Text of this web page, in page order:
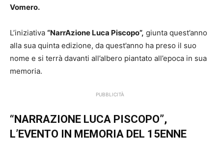
Vomero.
L’iniziativa “NarrAzione Luca Piscopo”, giunta quest’anno
alla sua quinta edizione, da quest’anno ha preso il suo
nome e si terrà davanti all’albero piantato all’epoca in sua
memoria.
PUBBLICITÀ
“NARRAZIONE LUCA PISCOPO”,
L’EVENTO IN MEMORIA DEL 15ENNE